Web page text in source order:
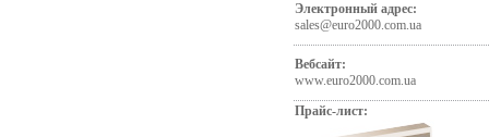
Электронный адрес:
sales@euro2000.com.ua
Вебсайт:
www.euro2000.com.ua
Прайс-лист: